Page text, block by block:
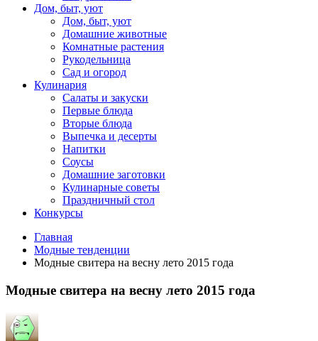
Дом, быт, уют
Дом, быт, уют
Домашние животные
Комнатные растения
Рукодельница
Сад и огород
Кулинария
Салаты и закуски
Первые блюда
Вторые блюда
Выпечка и десерты
Напитки
Соусы
Домашние заготовки
Кулинарные советы
Праздничный стол
Конкурсы
Главная
Модные тенденции
Модные свитера на весну лето 2015 года
Модные свитера на весну лето 2015 года